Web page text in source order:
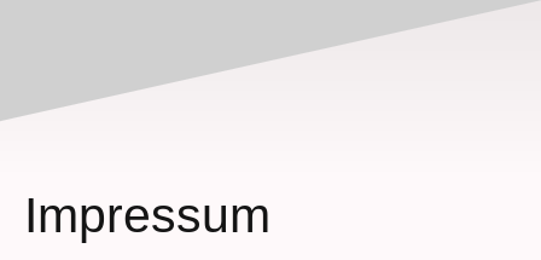
Impressum